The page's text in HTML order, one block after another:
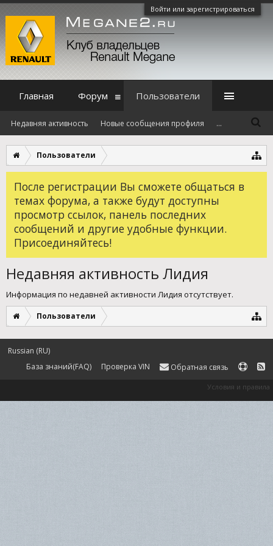
Войти или зарегистрироваться
Пользователи
После регистрации Вы сможете общаться в
темах форума, а также будут доступны
просмотр ссылок, панель последних
сообщений и другие удобные функции.
Присоединяйтесь!
Недавняя активность Лидия
Информация по недавней активности Лидия отсутствует.
Пользователи
Главная Форум Пользователи
Недавняя активность Новые сообщения профиля ...
Russian (RU)
База знаний(FAQ)
Проверка VIN Обратная связь
Условия и правила